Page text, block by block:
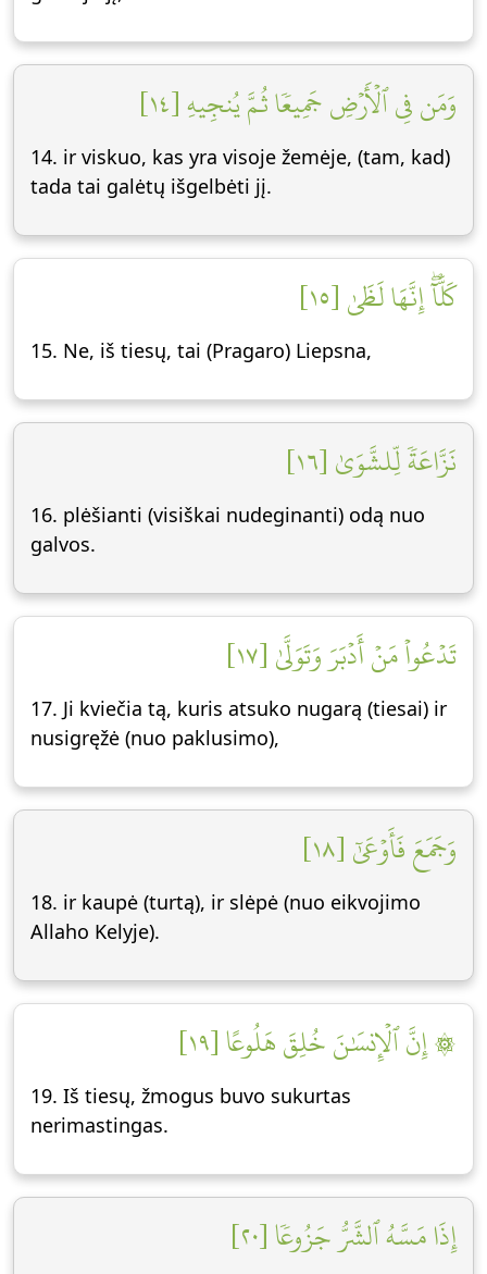
وَمَن فِي ٱلۡأَرۡضِ جَمِيعٗا ثُمَّ يُنجِيهِ [١٤]
14. ir viskuo, kas yra visoje žemėje, (tam, kad)
tada tai galėtų išgelbėti jį.
كَلَّآۖ إِنَّهَا لَظَىٰ [١٥]
15. Ne, iš tiesų, tai (Pragaro) Liepsna,
نَزَّاعَةٗ لِّلشَّوَىٰ [١٦]
16. plėšianti (visiškai nudeginanti) odą nuo
galvos.
تَدۡعُواْ مَنۡ أَدۡبَرَ وَتَوَلَّىٰ [١٧]
17. Ji kviečia tą, kuris atsuko nugarą (tiesai) ir
nusigręžė (nuo paklusimo),
وَجَمَعَ فَأَوۡعَىٰٓ [١٨]
18. ir kaupė (turtą), ir slėpė (nuo eikvojimo
Allaho Kelyje).
۞ إِنَّ ٱلۡإِنسَٰنَ خُلِقَ هَلُوعًا [١٩]
19. Iš tiesų, žmogus buvo sukurtas
nerimastingas.
إِذَا مَسَّهُ ٱلشَّرُّ جَزُوعٗا [٢٠]